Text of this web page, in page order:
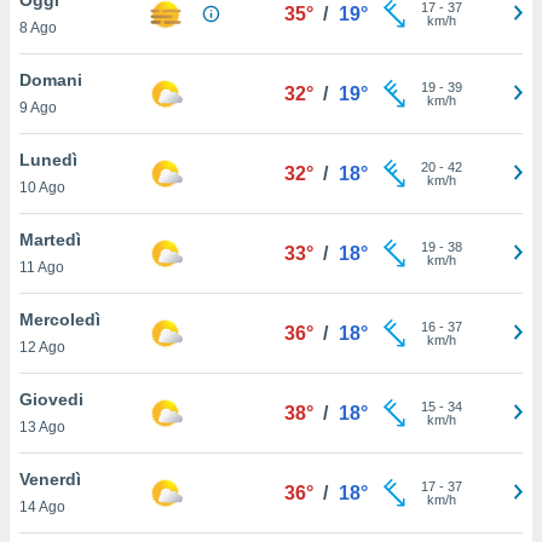
è
al sito
di
ci
di
il
un
la
nella
8 Ago
35° / 19° 17- 37
km/h
Domani
9 Ago
32° / 19° 19- 39
km/h
Lunedì
10 Ago
32° / 18° 20- 42
km/h
Martedì
11 Ago
33° / 18° 19- 38
km/h
Mercoledì
12 Ago
36° / 18° 16- 37
km/h
Giovedi
13 Ago
38° / 18° 15- 34
km/h
Venerdì
14 Ago
36° / 18° 17- 37
km/h